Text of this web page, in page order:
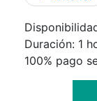
Duración: 1
100% pago